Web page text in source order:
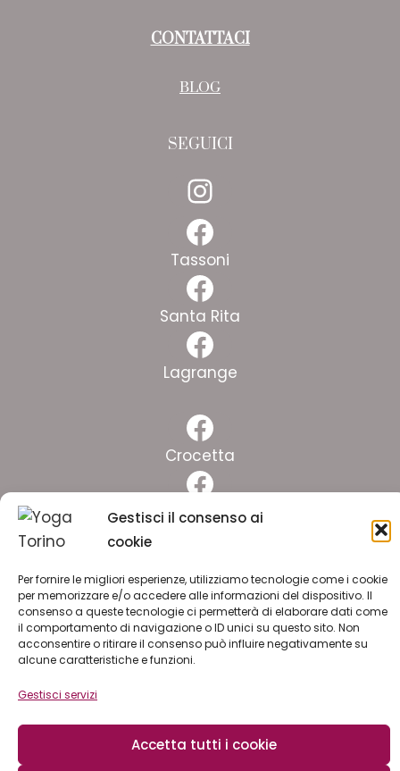
Gestisci il consenso ai
cookie
Per fornire le migliori esperienze, utilizziamo tecnologie come i cookie
per memorizzare e/o accedere alle informazioni del dispositivo. Il
consenso a queste tecnologie ci permetterà di elaborare dati come
il comportamento di navigazione o ID unici su questo sito. Non
acconsentire o ritirare il consenso può influire negativamente su
alcune caratteristiche e funzioni.
Gestisci servizi
Accetta tutti i cookie
CONTATTACI
BLOG
SEGUICI
Instagram
Facebook
Tassoni
Facebook
Santa Rita
Facebook
Lagrange
Facebook
Crocetta
Facebook
Pinelli
ISCRIVITI ALLA NEWSLETTER
LAVORA CON NOI
© 2026 YOGA PILATES ssd arl | C.F. e P.I. 11774180019 |